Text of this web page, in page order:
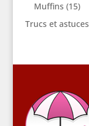
Muffins (15)
Trucs et astuces